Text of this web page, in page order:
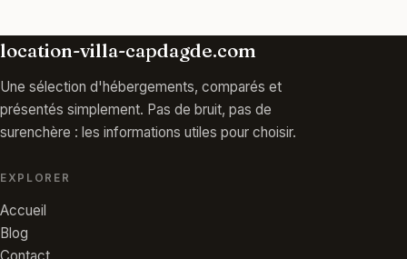
location-villa-capdagde.com
Une sélection d'hébergements, comparés et
présentés simplement. Pas de bruit, pas de
surenchère : les informations utiles pour choisir.
EXPLORER
Accueil
Blog